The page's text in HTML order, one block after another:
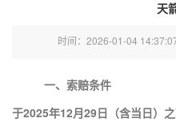
天
时间：2026-01-04
一、索赔条件
于2025年12月29日（含当日）